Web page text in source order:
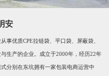
安
优质CPE拉链袋、平口袋、屏蔽袋、
生产的企业。成立于2000年，经历22年
分别在东坑拥有一家包装电商运营中